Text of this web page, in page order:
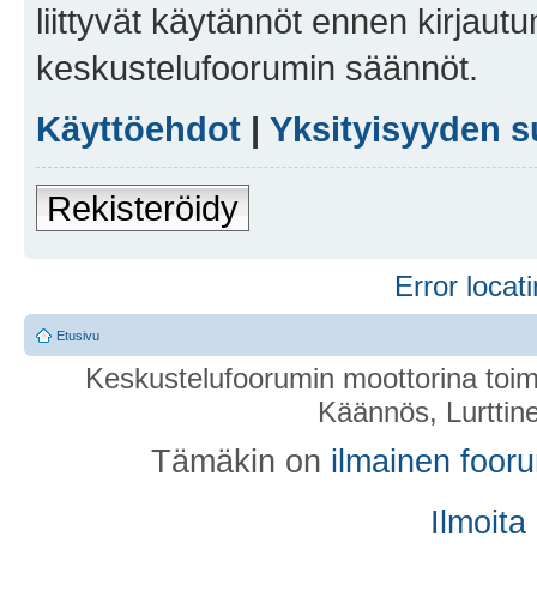
liittyvät käytännöt ennen
keskustelufoorumin säännöt.
Käyttöehdot | Yksityisyyden
Rekisteröidy
Error
Etusivu
Keskustelufoorumin moottorina
Käännös,
Tämäkin on ilmainen